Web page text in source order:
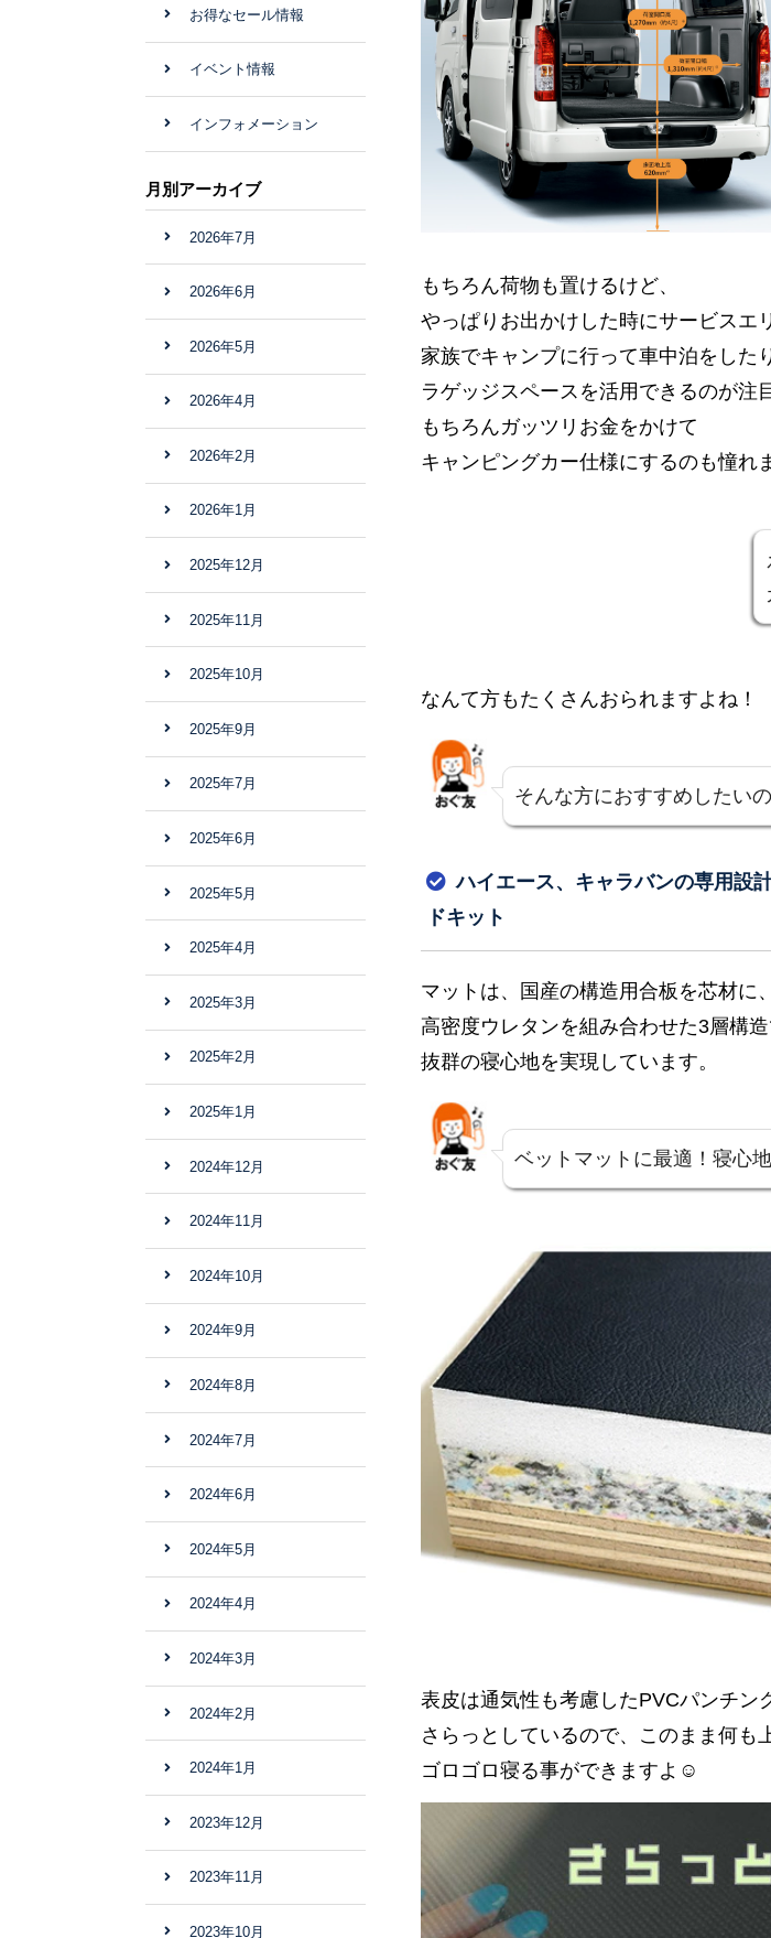
もちろん荷物も置けるけど、
やっぱりお出かけした時にサービスエ
家族でキャンプに行って車中泊をした
ラゲッジスペースを活用できるのが注
もちろんガッツリお金をかけて
キャンピングカー仕様にするのも憧れ
なんて方もたくさんおられますよね！
そんな方におすすめしたい
ハイエース、キャラバンの専用設
ドキット
マットは、国産の構造用合板を芯材に、
高密度ウレタンを組み合わせた3層構造
抜群の寝心地を実現しています。
ベットマットに最適！寝心
表皮は通気性も考慮したPVCパンチン
さらっとしているので、このまま何も
ゴロゴロ寝る事ができますよ☺
お得なセール情報
イベント情報
インフォメーション
月別アーカイブ
2026年7月
2026年6月
2026年5月
2026年4月
2026年2月
2026年1月
2025年12月
2025年11月
2025年10月
2025年9月
2025年7月
2025年6月
2025年5月
2025年4月
2025年3月
2025年2月
2025年1月
2024年12月
2024年11月
2024年10月
2024年9月
2024年8月
2024年7月
2024年6月
2024年5月
2024年4月
2024年3月
2024年2月
2024年1月
2023年12月
2023年11月
2023年10月